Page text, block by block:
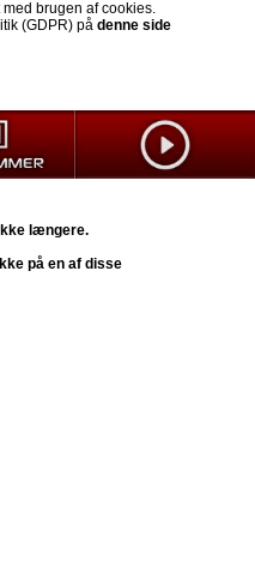
brugen af cookies.
(GDPR) på denne side
længere.
på en af disse